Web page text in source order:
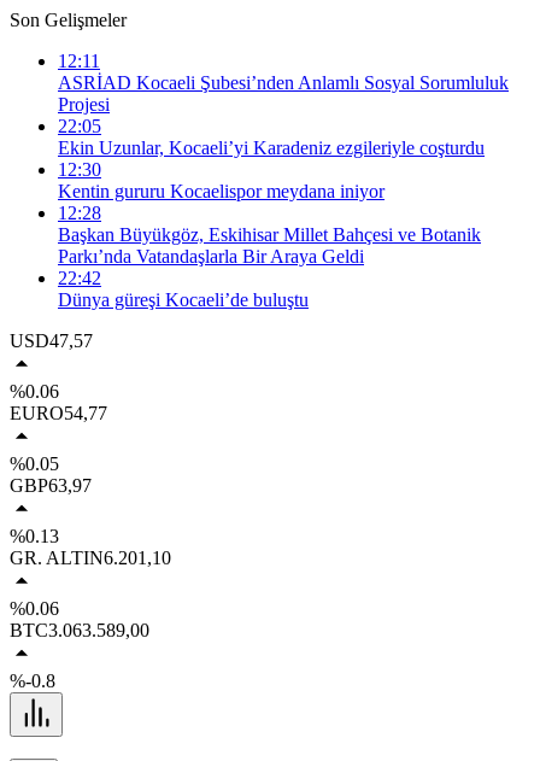
Son Gelişmeler
12:11
ASRİAD Kocaeli Şubesi’nden Anlamlı Sosyal Sorumluluk
Projesi
22:05
Ekin Uzunlar, Kocaeli’yi Karadeniz ezgileriyle coşturdu
12:30
Kentin gururu Kocaelispor meydana iniyor
12:28
Başkan Büyükgöz, Eskihisar Millet Bahçesi ve Botanik
Parkı’nda Vatandaşlarla Bir Araya Geldi
22:42
Dünya güreşi Kocaeli’de buluştu
USD47,57
%0.06
EURO54,77
%0.05
GBP63,97
%0.13
GR. ALTIN6.201,10
%0.06
BTC3.063.589,00
%-0.8